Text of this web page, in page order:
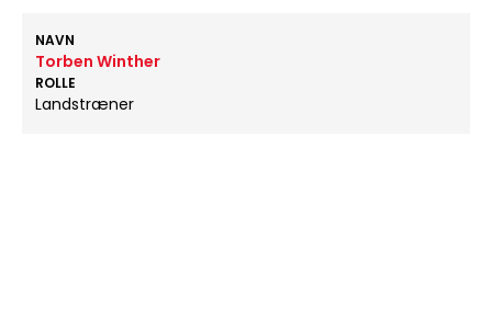
NAVN
Torben Winther
ROLLE
Landstræner